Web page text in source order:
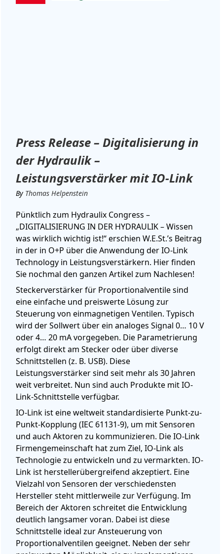
Press Release – Digitalisierung in
der Hydraulik –
Leistungsverstärker mit IO-Link
By Thomas Helpenstein
Pünktlich zum Hydraulix Congress –
„DIGITALISIERUNG IN DER HYDRAULIK – Wissen
was wirklich wichtig ist!“ erschien W.E.St.’s Beitrag
in der in O+P über die Anwendung der IO-Link
Technology in Leistungsverstärkern. Hier finden
Sie nochmal den ganzen Artikel zum Nachlesen!
Steckerverstärker für Proportionalventile sind
eine einfache und preiswerte Lösung zur
Steuerung von einmagnetigen Ventilen. Typisch
wird der Sollwert über ein analoges Signal 0… 10 V
oder 4… 20 mA vorgegeben. Die Parametrierung
erfolgt direkt am Stecker oder über diverse
Schnittstellen (z. B. USB). Diese
Leistungsverstärker sind seit mehr als 30 Jahren
weit verbreitet. Nun sind auch Produkte mit IO-
Link-Schnittstelle verfügbar.
IO-Link ist eine weltweit standardisierte Punkt-zu-
Punkt-Kopplung (IEC 61131-9), um mit Sensoren
und auch Aktoren zu kommunizieren. Die IO-Link
Firmengemeinschaft hat zum Ziel, IO-Link als
Technologie zu entwickeln und zu vermarkten. IO-
Link ist herstellerübergreifend akzeptiert. Eine
Vielzahl von Sensoren der verschiedensten
Hersteller steht mittlerweile zur Verfügung. Im
Bereich der Aktoren schreitet die Entwicklung
deutlich langsamer voran. Dabei ist diese
Schnittstelle ideal zur Ansteuerung von
Proportionalventilen geeignet. Neben der sehr